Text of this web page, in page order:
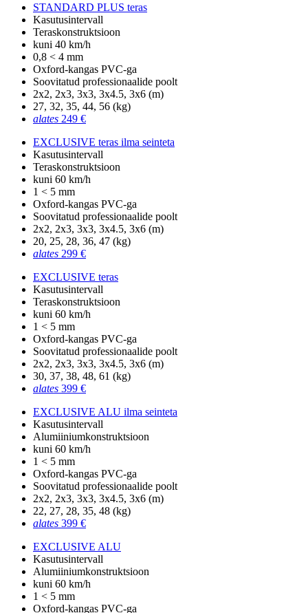
STANDARD PLUS teras
Kasutusintervall
Teraskonstruktsioon
kuni 40 km/h
0,8 < 4 mm
Oxford-kangas PVC-ga
Soovitatud professionaalide poolt
2x2, 2x3, 3x3, 3x4.5, 3x6 (m)
27, 32, 35, 44, 56 (kg)
alates 249 €
EXCLUSIVE teras ilma seinteta
Kasutusintervall
Teraskonstruktsioon
kuni 60 km/h
1 < 5 mm
Oxford-kangas PVC-ga
Soovitatud professionaalide poolt
2x2, 2x3, 3x3, 3x4.5, 3x6 (m)
20, 25, 28, 36, 47 (kg)
alates 299 €
EXCLUSIVE teras
Kasutusintervall
Teraskonstruktsioon
kuni 60 km/h
1 < 5 mm
Oxford-kangas PVC-ga
Soovitatud professionaalide poolt
2x2, 2x3, 3x3, 3x4.5, 3x6 (m)
30, 37, 38, 48, 61 (kg)
alates 399 €
EXCLUSIVE ALU ilma seinteta
Kasutusintervall
Alumiiniumkonstruktsioon
kuni 60 km/h
1 < 5 mm
Oxford-kangas PVC-ga
Soovitatud professionaalide poolt
2x2, 2x3, 3x3, 3x4.5, 3x6 (m)
22, 27, 28, 35, 48 (kg)
alates 399 €
EXCLUSIVE ALU
Kasutusintervall
Alumiiniumkonstruktsioon
kuni 60 km/h
1 < 5 mm
Oxford-kangas PVC-ga